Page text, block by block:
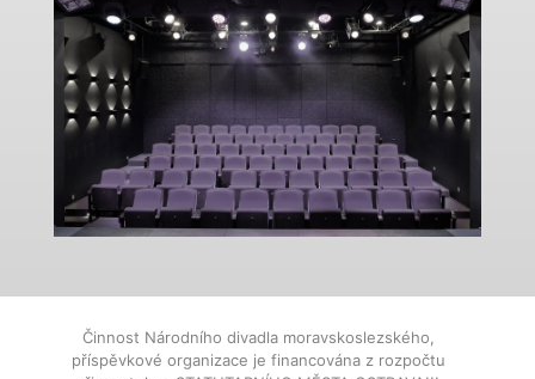
Činnost Národního divadla moravskoslezského,
příspěvkové organizace je financována z rozpočtu